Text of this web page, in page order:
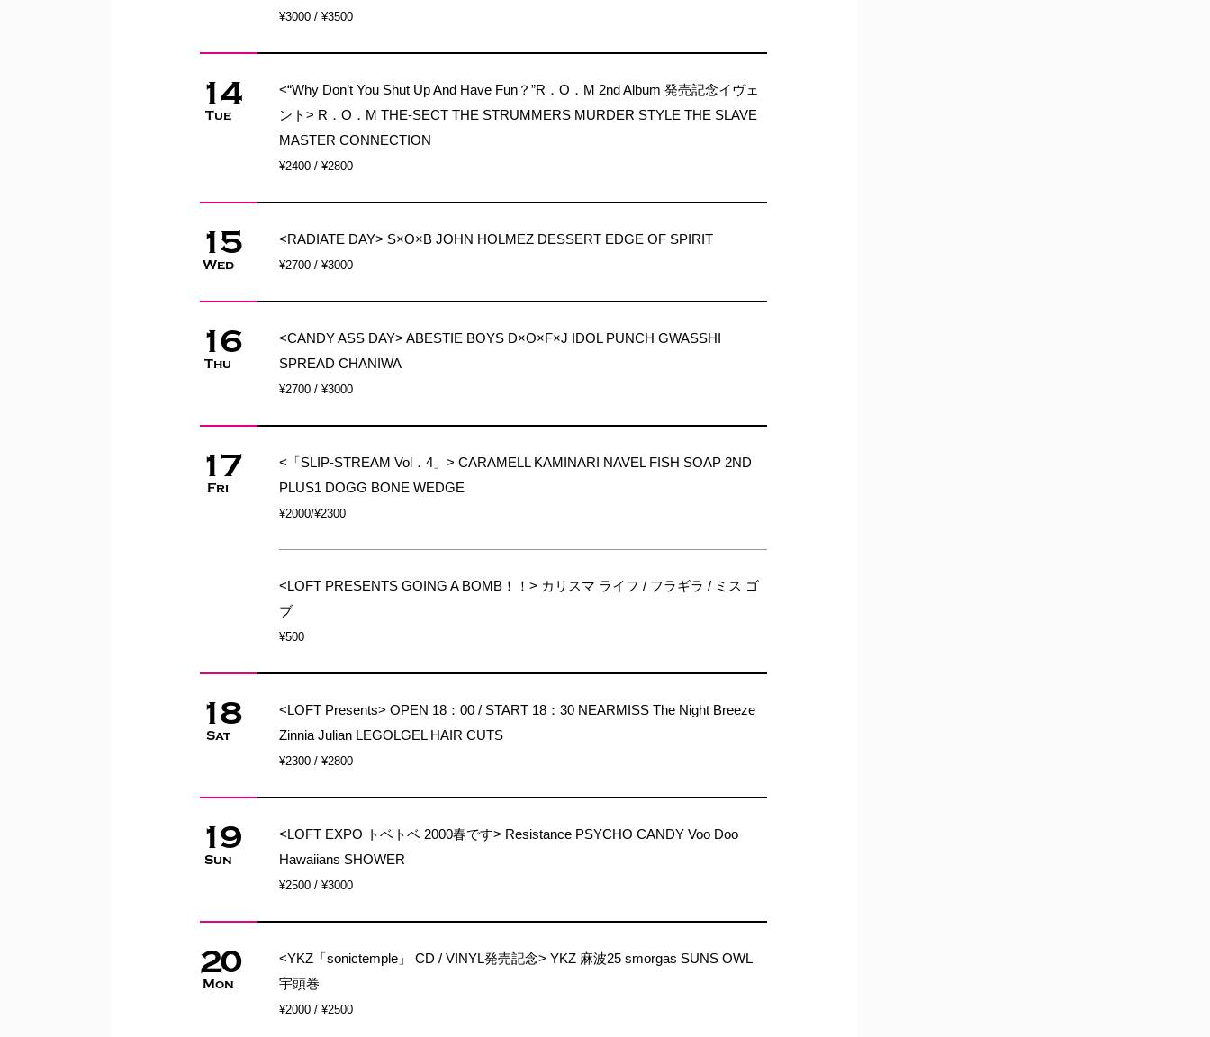
¥3000 / ¥3500
14
Tue
<“Why Don’t You Shut Up And Have Fun？”R．O．M 2nd Album 発売記念イヴェ
ント> R．O．M THE-SECT THE STRUMMERS MURDER STYLE THE SLAVE
MASTER CONNECTION
¥2400 / ¥2800
15
Wed
<RADIATE DAY> S×O×B JOHN HOLMEZ DESSERT EDGE OF SPIRIT
¥2700 / ¥3000
16
Thu
<CANDY ASS DAY> ABESTIE BOYS D×O×F×J IDOL PUNCH GWASSHI
SPREAD CHANIWA
¥2700 / ¥3000
17
Fri
<「SLIP-STREAM Vol．4」> CARAMELL KAMINARI NAVEL FISH SOAP 2ND
PLUS1 DOGG BONE WEDGE
¥2000/¥2300
<LOFT PRESENTS GOING A BOMB！！> カリスマ ライフ / フラギラ / ミス ゴ
ブ
¥500
18
Sat
<LOFT Presents> OPEN 18：00 / START 18：30 NEARMISS The Night Breeze
Zinnia Julian LEGOLGEL HAIR CUTS
¥2300 / ¥2800
19
Sun
<LOFT EXPO トベトベ 2000春です> Resistance PSYCHO CANDY Voo Doo
Hawaiians SHOWER
¥2500 / ¥3000
20
Mon
<YKZ「sonictemple」 CD / VINYL発売記念> YKZ 麻波25 smorgas SUNS OWL
宇頭巻
¥2000 / ¥2500